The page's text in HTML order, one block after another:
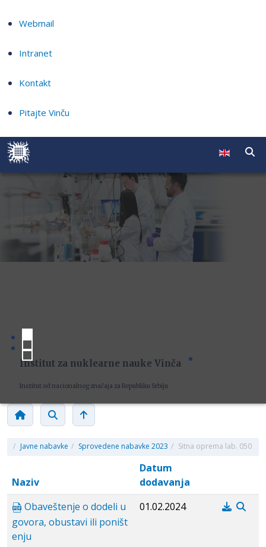
Webmail
Intranet
Kontakt
Pitajte Vinču
Institut za nuklearne nauke Vinča
Institut od nacionalnog značaja za Republiku Srbiju
/ Javne nabavke / Sprovedene nabavke 2023 / Sitna oprema lab. 050
Naziv
Datum
dodavanja
Obaveštenje o dodeli u
govora, obustavi ili poništ
enju
01.02.2024